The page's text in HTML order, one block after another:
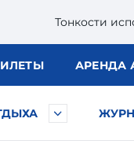
Тонкости
АРЕНДА